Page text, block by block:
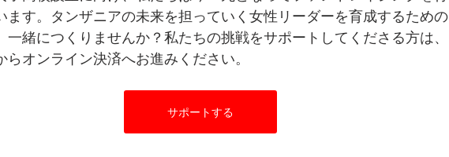
ます。タンザニアの未来を担っていく女性リーダーを育成するための
一緒につくりませんか？私たちの挑戦をサポートしてくださる方は、
らオンライン決済へお進みください。
サポートする